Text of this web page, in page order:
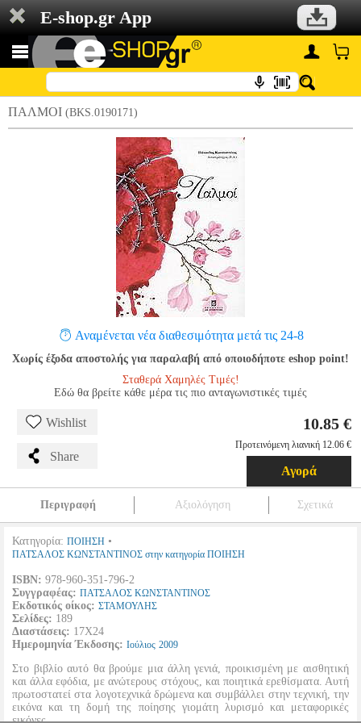
E-shop.gr App
ΠΑΛΜΟΙ (BKS.0190171)
Αναμένεται νέα διαθεσιμότητα μετά τις 24-8
Χωρίς έξοδα αποστολής για παραλαβή από οποιοδήποτε eshop point!
Σταθερά Χαμηλές Τιμές!
Εδώ θα βρείτε κάθε μέρα τις πιο ανταγωνιστικές τιμές
Wishlist
Share
10.85 €
Προτεινόμενη λιανική 12.06 €
Αγορά
Περιγραφή Αξιολόγηση Σχετικά
Κατηγορία: ΠΟΙΗΣΗ •
ΠΑΤΣΑΛΟΣ ΚΩΝΣΤΑΝΤΙΝΟΣ στην κατηγορία ΠΟΙΗΣΗ
ISBN: 978-960-351-796-2
Συγγραφέας: ΠΑΤΣΑΛΟΣ ΚΩΝΣΤΑΝΤΙΝΟΣ
Εκδοτικός οίκος: ΣΤΑΜΟΥΛΗΣ
Σελίδες: 189
Διαστάσεις: 17Χ24
Ημερομηνία Έκδοσης: Ιούλιος 2009
Στο βιβλίο αυτό θα βρούμε μια άλλη γενιά, προικισμένη με αισθητική
και άλλα εφόδια, με ανώτερους στόχους, και ποιητικά ερεθίσματα. Αυτή
πρωτοστατεί στα λογοτεχνικά δρώμενα και συμβάλλει στην τεχνική, την
εικόνα και τη δομή της ποίησης γιομάτη λυρισμό και μεταφορικές
εικόνες.